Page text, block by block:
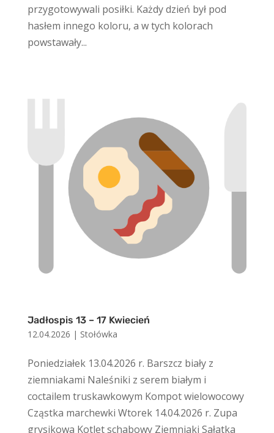
przygotowywali posiłki. Każdy dzień był pod
hasłem innego koloru, a w tych kolorach
powstawały...
Jadłospis 13 – 17 Kwiecień
12.04.2026 | Stołówka
Poniedziałek 13.04.2026 r. Barszcz biały z
ziemniakami Naleśniki z serem białym i
coctailem truskawkowym Kompot wielowocowy
Cząstka marchewki Wtorek 14.04.2026 r. Zupa
grysikowa Kotlet schabowy Ziemniaki Sałatka